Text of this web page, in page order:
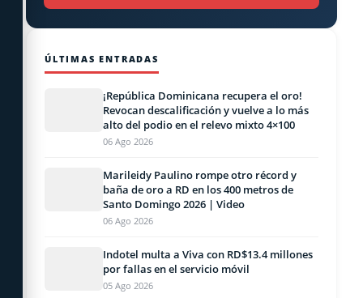
ÚLTIMAS ENTRADAS
¡República Dominicana recupera el oro!
Revocan descalificación y vuelve a lo más
alto del podio en el relevo mixto 4×100
06 Ago 2026
Marileidy Paulino rompe otro récord y
baña de oro a RD en los 400 metros de
Santo Domingo 2026 | Video
06 Ago 2026
Indotel multa a Viva con RD$13.4 millones
por fallas en el servicio móvil
05 Ago 2026